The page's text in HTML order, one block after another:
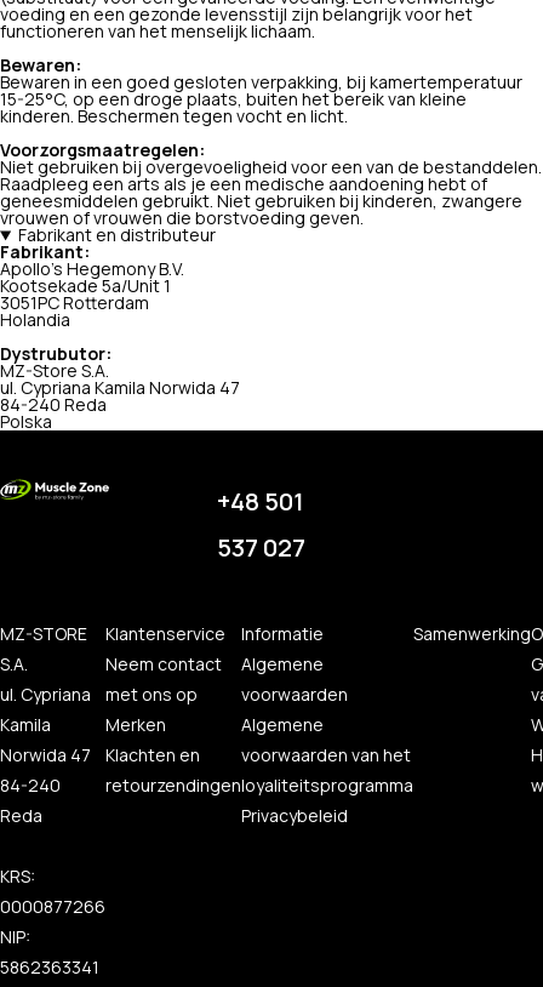
voeding en een gezonde levensstijl zijn belangrijk voor het
functioneren van het menselijk lichaam.
Bewaren:
Bewaren in een goed gesloten verpakking, bij kamertemperatuur
15-25°C, op een droge plaats, buiten het bereik van kleine
kinderen. Beschermen tegen vocht en licht.
Voorzorgsmaatregelen:
Niet gebruiken bij overgevoeligheid voor een van de bestanddelen.
Raadpleeg een arts als je een medische aandoening hebt of
geneesmiddelen gebruikt. Niet gebruiken bij kinderen, zwangere
vrouwen of vrouwen die borstvoeding geven.
Fabrikant en distributeur
Fabrikant:
Apollo's Hegemony B.V.
Kootsekade 5a/Unit 1
3051PC Rotterdam
Holandia
Dystrubutor:
MZ-Store S.A.
ul. Cypriana Kamila Norwida 47
84-240 Reda
Polska
+48 501
537 027
MZ-STORE
S.A.
ul. Cypriana
Kamila
Norwida 47
84-240
Reda
KRS:
0000877266
NIP:
5862363341
Klantenservice
Neem contact
met ons op
Merken
Klachten en
retourzendingen
Informatie
Algemene
voorwaarden
Algemene
voorwaarden van het
loyaliteitsprogramma
Privacybeleid
Samenwerking